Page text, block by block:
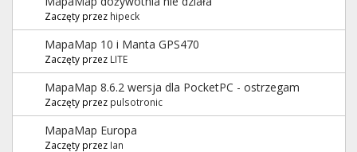
Zaczęty przez hipeck
MapaMap 10 i Manta GPS470
Zaczęty przez LITE
MapaMap 8.6.2 wersja dla PocketPC - ostrzegam
Zaczęty przez pulsotronic
MapaMap Europa
Zaczęty przez Ian